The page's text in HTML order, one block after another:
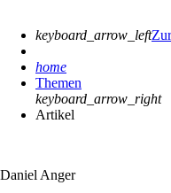
keyboard_arrow_left
home
Themen
keyboard_arrow_right
Artikel
Daniel Anger